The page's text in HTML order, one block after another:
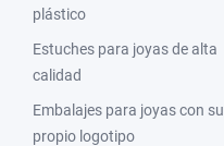
plástico
Estuches para joyas de alta
calidad
Embalajes para joyas con su
propio logotipo